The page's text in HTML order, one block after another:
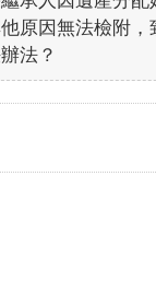
原因無法檢附
法？